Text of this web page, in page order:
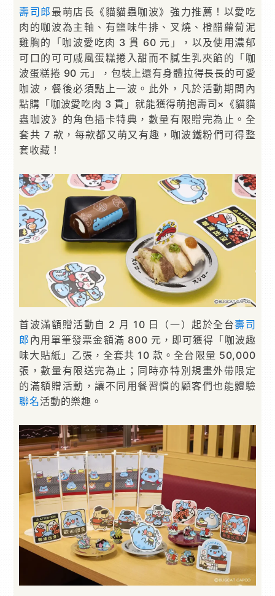
壽司郎 最萌店長《貓貓蟲咖波》強力推薦！以愛吃
肉的咖波為主軸、有鹽味牛排、叉燒、橙醋蘿蔔泥
雞胸的「咖波愛吃肉 3 貫 60 元」，以及使用濃郁
可口的可可戚風蛋糕捲入甜而不膩生乳夾餡的「咖
波蛋糕捲 90 元」，包裝上還有身體拉得長長的可愛
咖波，餐後必須點上一波。此外，凡於活動期間內
點購「咖波愛吃肉 3 貫」就能獲得萌抱壽司×《貓貓
蟲咖波》的角色插卡特典，數量有限贈完為止。全
套共 7 款，每款都又萌又有趣，咖波鐵粉們可得整
套收藏！
首波滿額贈活動自 2 月 10 日（一）起於全台壽司
郎 內用單筆發票金額滿 800 元，即可獲得「咖波趣
味大貼紙」乙張，全套共 10 款。全台限量 50,000
張，數量有限送完為止；同時亦特別規畫外帶限定
的滿額贈活動，讓不同用餐習慣的顧客們也能體驗
聯名活動的樂趣。